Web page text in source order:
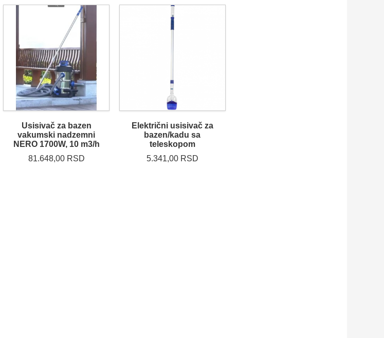
Usisivač za bazen
vakumski nadzemni
NERO 1700W, 10 m3/h
81.648,00 RSD
Električni usisivač za
bazen/kadu sa
teleskopom
5.341,00 RSD